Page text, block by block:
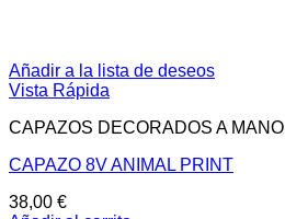
Añadir a la lista de deseos
Vista Rápida
CAPAZOS DECORADOS A MANO
CAPAZO 8V ANIMAL PRINT
38,00 €